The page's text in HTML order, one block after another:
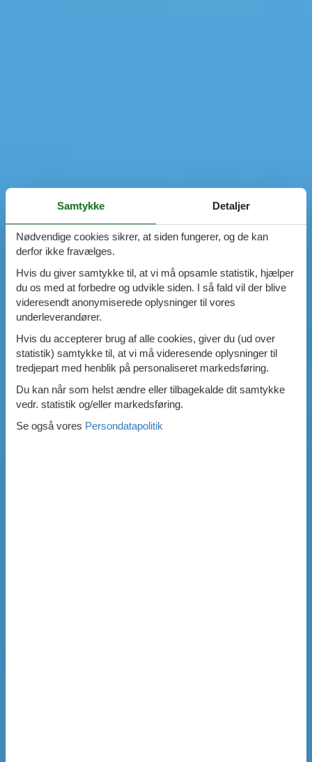
Samtykke Detaljer
Nødvendige cookies sikrer, at siden fungerer, og de kan
derfor ikke fravælges.
Hvis du giver samtykke til, at vi må opsamle statistik, hjælper
du os med at forbedre og udvikle siden. I så fald vil der blive
videresendt anonymiserede oplysninger til vores
underleverandører.
Hvis du accepterer brug af alle cookies, giver du (ud over
statistik) samtykke til, at vi må videresende oplysninger til
tredjepart med henblik på personaliseret markedsføring.
Du kan når som helst ændre eller tilbagekalde dit samtykke
vedr. statistik og/eller markedsføring.
Se også vores Persondatapolitik